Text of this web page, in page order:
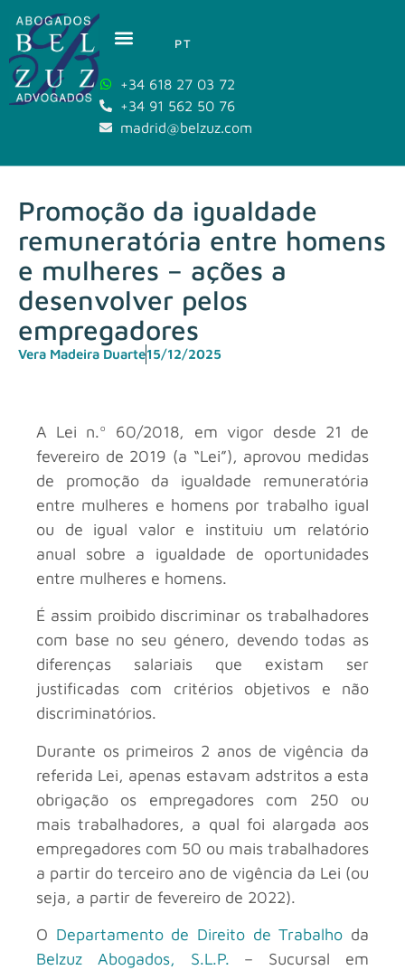
PT
+34 618 27 03 72
+34 91 562 50 76
madrid@belzuz.com
Promoção da igualdade
remuneratória entre homens
e mulheres – ações a
desenvolver pelos
empregadores
Vera Madeira Duarte15/12/2025
A Lei n.º 60/2018, em vigor desde 21 de
fevereiro de 2019 (a “Lei”), aprovou medidas
de promoção da igualdade remuneratória
entre mulheres e homens por trabalho igual
ou de igual valor e instituiu um relatório
anual sobre a igualdade de oportunidades
entre mulheres e homens.
É assim proibido discriminar os trabalhadores
com base no seu género, devendo todas as
diferenças salariais que existam ser
justificadas com critérios objetivos e não
discriminatórios.
Durante os primeiros 2 anos de vigência da
referida Lei, apenas estavam adstritos a esta
obrigação os empregadores com 250 ou
mais trabalhadores, a qual foi alargada aos
empregadores com 50 ou mais trabalhadores
a partir do terceiro ano de vigência da Lei (ou
seja, a partir de fevereiro de 2022).
O Departamento de Direito de Trabalho da
Belzuz Abogados, S.L.P. – Sucursal em